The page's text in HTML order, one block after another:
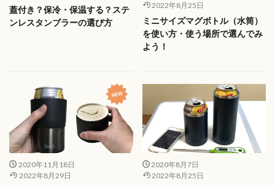
蓋付き？保冷・保温する？ステ
ンレスタンブラーの選び方
2022年8月25日
ミニサイズマグボトル（水筒）
を使い方・使う場所で選んでみ
よう！
2020年11月18日
2022年8月29日
2020年8月7日
2022年8月25日